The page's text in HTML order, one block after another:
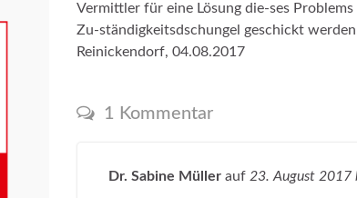
Vermittler für eine Lösung die-ses
Zu-ständigkeitsdschungel geschickt
Reinickendorf, 04.08.2017
1 Kommentar
Dr. Sabine Müller auf 23. August 2017